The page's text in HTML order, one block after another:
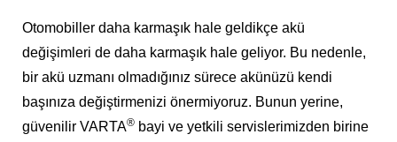
Otomobiller daha karmaşık hale geldikçe akü
değişimleri de daha karmaşık hale geliyor. Bu nedenle,
bir akü uzmanı olmadığınız sürece akünüzü kendi
başınıza değiştirmenizi önermiyoruz. Bunun yerine,
güvenilir VARTA® bayi ve yetkili servislerimizden birine